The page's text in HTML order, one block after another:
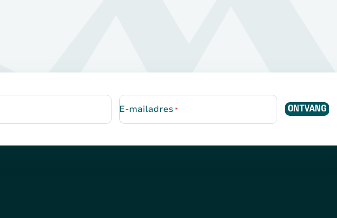
E-mailadres * ONTVANG